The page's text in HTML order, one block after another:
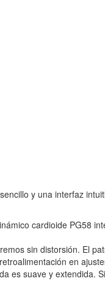
y una interfaz
cardioide PG58
sin distorsión. El
en
es suave y extendida.